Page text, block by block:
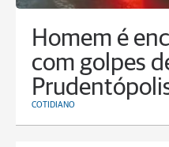
Homem é
com golpes
COTIDIANO